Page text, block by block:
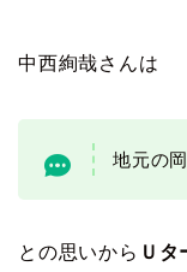
中西絢哉さんは
地元の
との思いから Ｕタ